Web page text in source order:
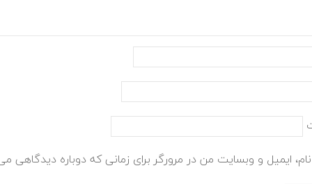
ایمیل و وبسایت من در مرورگر برای زمانی که دوباره دیدگاهی